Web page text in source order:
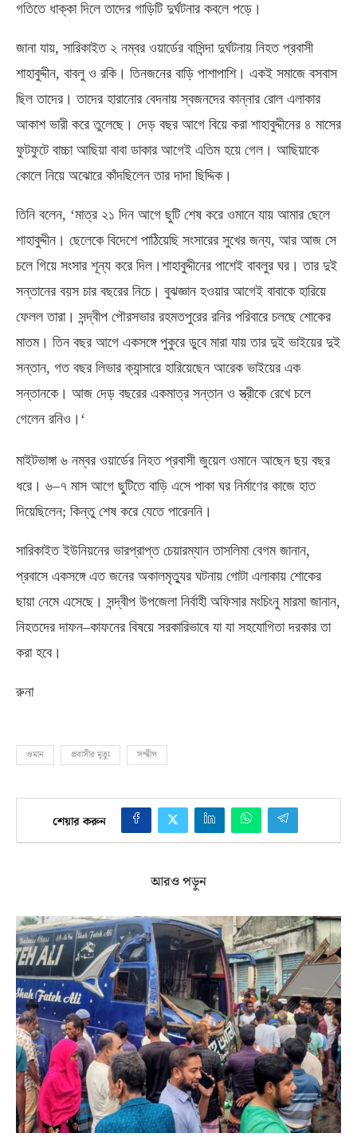
গতিতে ধাক্কা দিলে তাদের গাড়িটি দুর্ঘটনার কবলে পড়ে।
জানা যায়, সারিকাইত ২ নম্বর ওয়ার্ডের বাসিন্দা দুর্ঘটনায় নিহত প্রবাসী
শাহাবুদ্দীন, বাবলু ও রকি। তিনজনের বাড়ি পাশাপাশি। একই সমাজে বসবাস
ছিল তাদের। তাদের হারানোর বেদনায় স্বজনদের কান্নার রোল এলাকার
আকাশ ভারী করে তুলেছে। দেড় বছর আগে বিয়ে করা শাহাবুদ্দীনের ৪ মাসের
ফুটফুটে বাচ্চা আছিয়া বাবা ডাকার আগেই এতিম হয়ে গেল। আছিয়াকে
কোলে নিয়ে অঝোরে কাঁদছিলেন তার দাদা ছিদ্দিক।
তিনি বলেন, ‘মাত্র ২১ দিন আগে ছুটি শেষ করে ওমানে যায় আমার ছেলে
শাহাবুদ্দীন। ছেলেকে বিদেশে পাঠিয়েছি সংসারের সুখের জন্য, আর আজ সে
চলে গিয়ে সংসার শূন্য করে দিল।শাহাবুদ্দীনের পাশেই বাবলুর ঘর। তার দুই
সন্তানের বয়স চার বছরের নিচে। বুঝজ্ঞান হওয়ার আগেই বাবাকে হারিয়ে
ফেলল তারা। সন্দ্বীপ পৌরসভার রহমতপুরের রনির পরিবারে চলছে শোকের
মাতম। তিন বছর আগে একসঙ্গে পুকুরে ডুবে মারা যায় তার দুই ভাইয়ের দুই
সন্তান, গত বছর লিভার ক্যান্সারে হারিয়েছেন আরেক ভাইয়ের এক
সন্তানকে। আজ দেড় বছরের একমাত্র সন্তান ও স্ত্রীকে রেখে চলে
গেলেন রনিও। ‘
মাইটভাঙ্গা ৬ নম্বর ওয়ার্ডের নিহত প্রবাসী জুয়েল ওমানে আছেন ছয় বছর
ধরে। ৬–৭ মাস আগে ছুটিতে বাড়ি এসে পাকা ঘর নির্মাণের কাজে হাত
দিয়েছিলেন; কিন্তু শেষ করে যেতে পারেননি।
সারিকাইত ইউনিয়নের ভারপ্রাপ্ত চেয়ারম্যান তাসলিমা বেগম জানান,
প্রবাসে একসঙ্গে এত জনের অকালমৃত্যুর ঘটনায় গোটা এলাকায় শোকের
ছায়া নেমে এসেছে। সন্দ্বীপ উপজেলা নির্বাহী অফিসার মংচিংনু মারমা জানান,
নিহতদের দাফন–কাফনের বিষয়ে সরকারিভাবে যা যা সহযোগিতা দরকার তা
করা হবে।
রুনা
ওমান প্রবাসীর মৃত্যু সন্দ্বীপ
শেয়ার করুন
আরও পড়ুন